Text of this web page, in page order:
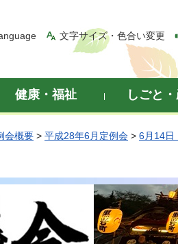
文字サイズ・色合い変更
健康・福祉 しごと
会概要 > 平成28年6月定例会 > 6月14日